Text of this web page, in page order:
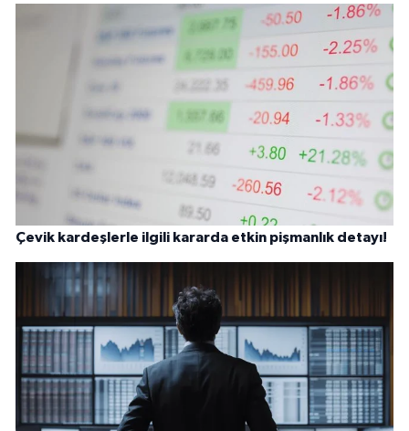
Çevik kardeşlerle ilgili kararda etkin pişmanlık detayı!